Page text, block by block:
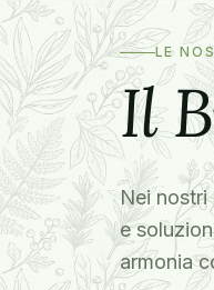
LE
Il
Nei nostri
e
armonia